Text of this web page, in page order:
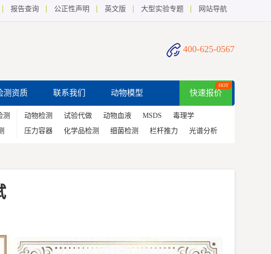
报告查询 公正性声明 英文版 大型实验专题 网站导航
400-625-0567
测资质 联系我们 动物模型 快速报价
HOT
测
动物检测 试验代做 动物血液 MSDS
毒理学
压力容器
化学品检测 细菌检测 栏杆推力 光谱分析